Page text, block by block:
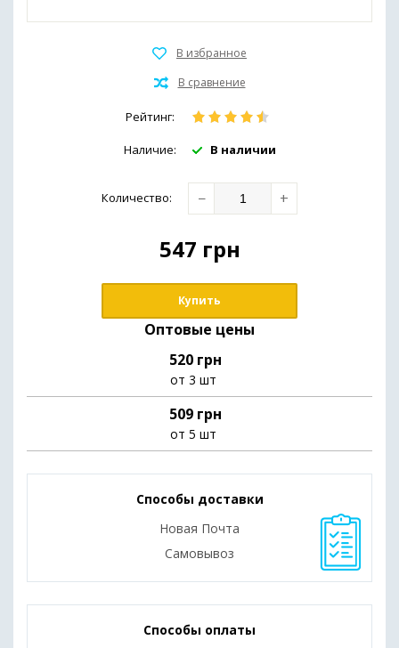
Рейтинг:
Наличие: В наличии
Количество: − +
547 грн
Купить
Оптовые цены
520 грн
от 3 шт
509 грн
от 5 шт
Способы доставки
Новая Почта
Самовывоз
Способы оплаты
Иммунная система и общее здоровье
Препараты для печени
Обезболивающие средства